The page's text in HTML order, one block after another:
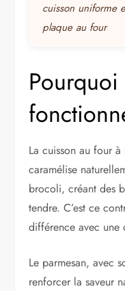
cuisson uniforme
plaque au four
La cuisson au four
caramélise
brocoli, créant des
tendre. C’est ce
différence avec une
Le parmesan, avec
renforcer la saveur